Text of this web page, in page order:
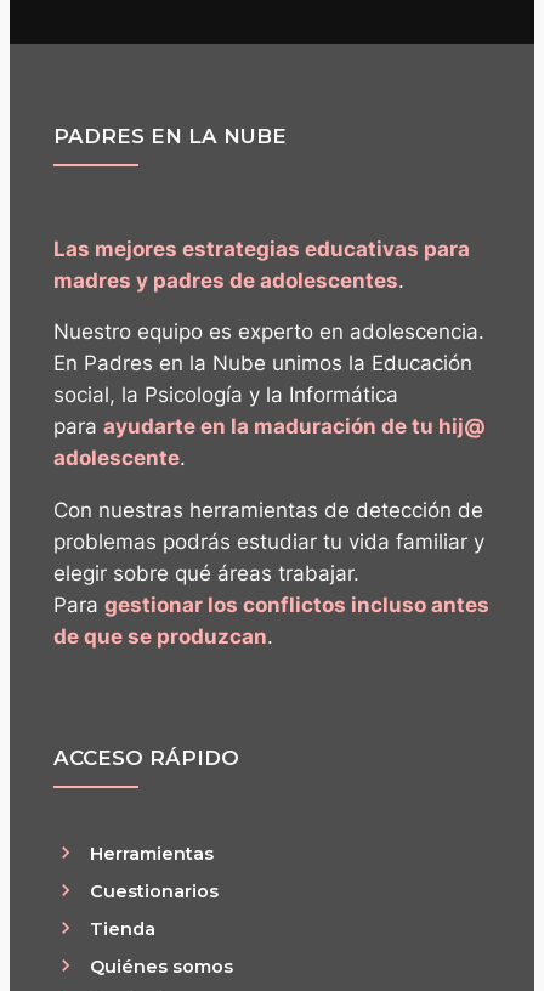
PADRES EN LA NUBE
Las mejores estrategias educativas para
madres y padres de adolescentes.
Nuestro equipo es experto en adolescencia.
En Padres en la Nube unimos la Educación
social, la Psicología y la Informática
para ayudarte en la maduración de tu hij@
adolescente.
Con nuestras herramientas de detección de
problemas podrás estudiar tu vida familiar y
elegir sobre qué áreas trabajar.
Para gestionar los conflictos incluso antes
de que se produzcan.
ACCESO RÁPIDO
Herramientas
Cuestionarios
Tienda
Quiénes somos